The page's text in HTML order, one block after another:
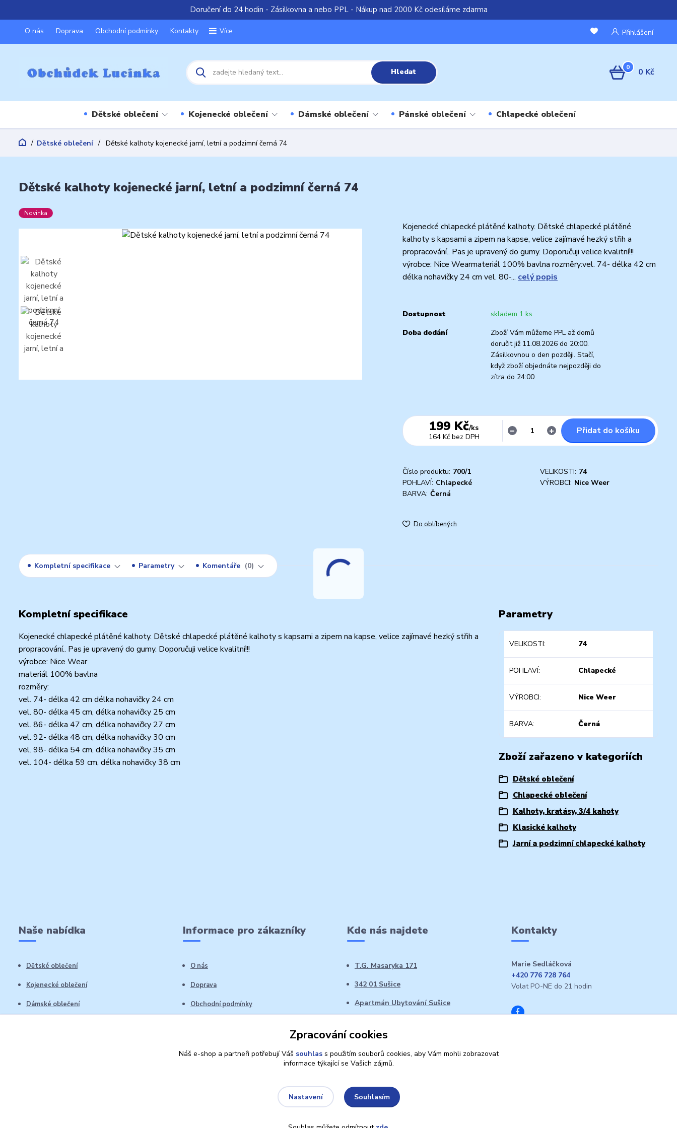
Doručení do 24 hodin - Zásilkovna a nebo PPL - Nákup nad 2000 Kč odesíláme zdarma
O nás Doprava Obchodní podmínky Kontakty Více Přihlášení
Hledat 0 0 Kč
Dětské oblečení Kojenecké oblečení Dámské oblečení Pánské oblečení Chlapecké oblečení
Dětské oblečení Dětské kalhoty kojenecké jarní, letní a podzimní černá 74
Dětské kalhoty kojenecké jarní, letní a podzimní černá 74
Novinka
Kojenecké chlapecké plátěné kalhoty. Dětské chlapecké plátěné
kalhoty s kapsami a zipem na kapse, velice zajímavé hezký střih a
propracování.. Pas je upravený do gumy. Doporučuji velice kvalitní!!!
výrobce: Nice Wearmateriál 100% bavlna rozměry:vel. 74- délka 42 cm
délka nohavičky 24 cm vel. 80-... celý popis
Dostupnost
skladem 1 ks
Doba dodání
Zboží Vám můžeme PPL až domů
doručit již 11.08.2026 do 20:00.
Zásilkovnou o den později. Stačí,
když zboží objednáte nejpozději do
zítra do 24:00
199 Kč/ks
164 Kč bez DPH
Přidat do košíku
Číslo produktu: 700/1 VELIKOSTI: 74
POHLAVÍ: Chlapecké VÝROBCI: Nice Weer
BARVA: Černá
Do oblíbených
Kompletní specifikace Parametry Komentáře 0
Kompletní specifikace
Kojenecké chlapecké plátěné kalhoty. Dětské chlapecké plátěné kalhoty s kapsami a zipem na kapse, velice zajímavé hezký střih a
propracování.. Pas je upravený do gumy. Doporučuji velice kvalitní!!!
výrobce: Nice Wear
materiál 100% bavlna
rozměry:
vel. 74- délka 42 cm délka nohavičky 24 cm
vel. 80- délka 45 cm, délka nohavičky 25 cm
vel. 86- délka 47 cm, délka nohavičky 27 cm
vel. 92- délka 48 cm, délka nohavičky 30 cm
vel. 98- délka 54 cm, délka nohavičky 35 cm
vel. 104- délka 59 cm, délka nohavičky 38 cm
Parametry
VELIKOSTI 74
POHLAVÍ Chlapecké
VÝROBCI Nice Weer
BARVA Černá
Zboží zařazeno v kategoriích
Dětské oblečení
Chlapecké oblečení
Kalhoty, kratásy, 3/4 kahoty
Klasické kalhoty
Jarní a podzimní chlapecké kalhoty
Naše nabídka
Dětské oblečení
Kojenecké oblečení
Dámské oblečení
Informace pro zákazníky
O nás
Doprava
Obchodní podmínky
Kde nás najdete
T.G. Masaryka 171
342 01 Sušice
Apartmán Ubytování Sušice
Kontakty
Marie Sedláčková
+420 776 728 764
Volat PO-NE do 21 hodin
Zpracování cookies
Náš e-shop a partneři potřebují Váš souhlass použitím souborů cookies, aby Vám mohli zobrazovat
informace týkající se Vašich zájmů.
Nastavení Souhlasím